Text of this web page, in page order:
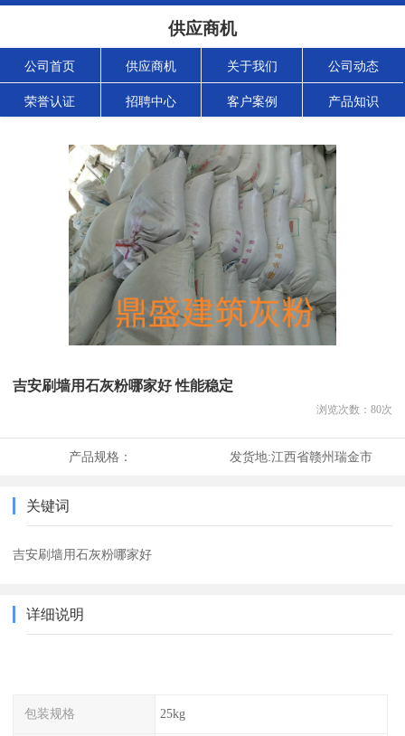
供应商机
公司首页 供应商机 关于我们 公司动态
荣誉认证 招聘中心 客户案例 产品知识
吉安刷墙用石灰粉哪家好 性能稳定
浏览次数： 80次
产品规格： 发货地:江西省赣州瑞金市
关键词
吉安刷墙用石灰粉哪家好
详细说明
包装规格 25kg